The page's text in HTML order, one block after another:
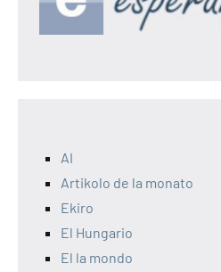
AI
Artikolo de la monato
Ekiro
El Hungario
El la mondo